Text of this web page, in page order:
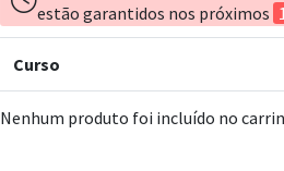
estão garantidos nos próximos
Curso
Nenhum produto foi incluído no